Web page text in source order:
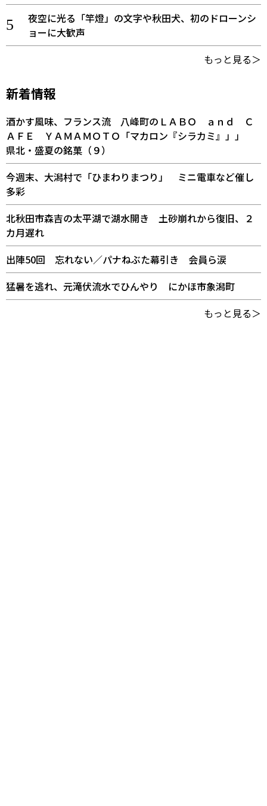
夜空に光る「竿燈」の文字や秋田犬、初のドローンシ
ョーに大歓声
もっと見る＞
新着情報
酒かす風味、フランス流 八峰町のＬＡＢＯ ａｎｄ Ｃ
ＡＦＥ ＹＡＭＡＭＯＴＯ「マカロン『シラカミ』」」
県北・盛夏の銘菓（９）
今週末、大潟村で「ひまわりまつり」 ミニ電車など催し
多彩
北秋田市森吉の太平湖で湖水開き 土砂崩れから復旧、２
カ月遅れ
出陣50回 忘れない／パナねぶた幕引き 会員ら涙
猛暑を逃れ、元滝伏流水でひんやり にかほ市象潟町
もっと見る＞